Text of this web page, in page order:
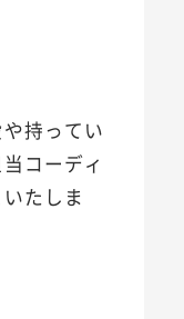
持ってい
コーディ
たしま